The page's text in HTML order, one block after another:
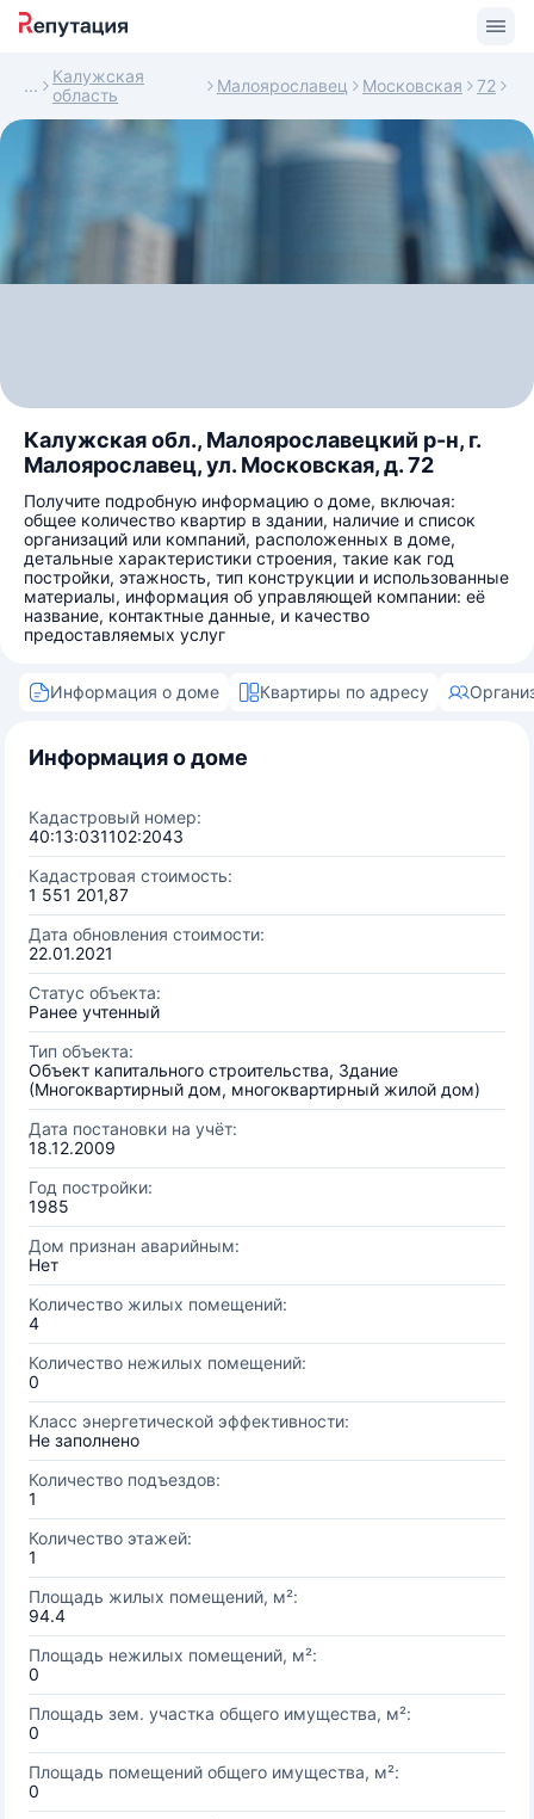
Калужская
область
Малоярославец Московская 72
Калужская обл., Малоярославецкий р-н, г.
Малоярославец, ул. Московская, д. 72
Получите подробную информацию о доме, включая:
общее количество квартир в здании, наличие и список
организаций или компаний, расположенных в доме,
детальные характеристики строения, такие как год
постройки, этажность, тип конструкции и использованные
материалы, информация об управляющей компании: её
название, контактные данные, и качество
предоставляемых услуг
Информация о доме Квартиры по адресу
Информация о доме
Кадастровый номер:
40:13:031102:2043
Кадастровая стоимость:
1 551 201,87
Дата обновления стоимости:
22.01.2021
Статус объекта:
Ранее учтенный
Тип объекта:
Объект капитального строительства, Здание
(Многоквартирный дом, многоквартирный жилой дом)
Дата постановки на учёт:
18.12.2009
Год постройки:
1985
Дом признан аварийным:
Нет
Количество жилых помещений:
4
Количество нежилых помещений:
0
Класс энергетической эффективности:
Не заполнено
Количество подъездов:
1
Количество этажей:
1
Площадь жилых помещений, м²:
94.4
Площадь нежилых помещений, м²:
0
Площадь зем. участка общего имущества, м²:
0
Площадь помещений общего имущества, м²:
0